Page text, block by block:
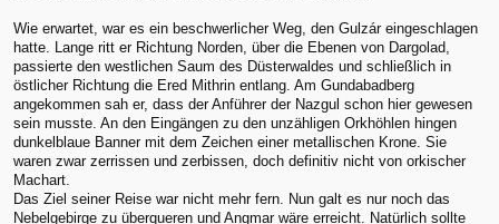
Wie erwartet, war es ein beschwerlicher Weg, den Gulzár eingeschlagen
hatte. Lange ritt er Richtung Norden, über die Ebenen von Dargolad,
passierte den westlichen Saum des Düsterwaldes und schließlich in
östlicher Richtung die Ered Mithrin entlang. Am Gundabadberg
angekommen sah er, dass der Anführer der Nazgul schon hier gewesen
sein musste. An den Eingängen zu den unzähligen Orkhöhlen hingen
dunkelblaue Banner mit dem Zeichen einer metallischen Krone. Sie
waren zwar zerrissen und zerbissen, doch definitiv nicht von orkischer
Machart.
Das Ziel seiner Reise war nicht mehr fern. Nun galt es nur noch das
Nebelgebirge zu überqueren und Angmar wäre erreicht. Natürlich sollte